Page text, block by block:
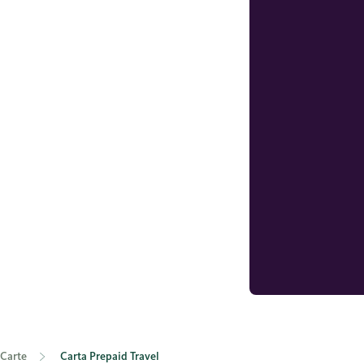
Carte Carta Prepaid Travel